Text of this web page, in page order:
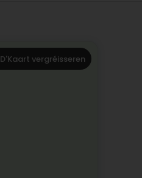
D'Kaart vergréisseren